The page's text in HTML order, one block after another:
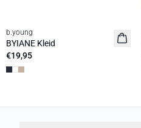
b.young
BYIANE Kleid
€19,95